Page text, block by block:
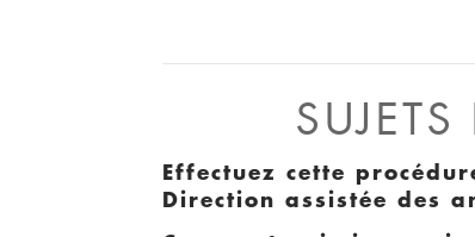
Effectuez cette
Direction assistée des